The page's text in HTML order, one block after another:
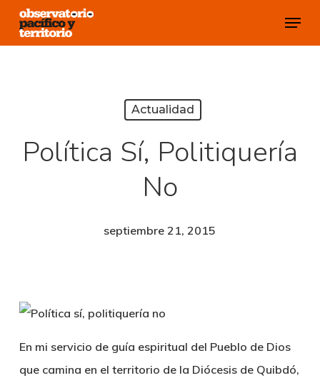
Skip
Menu
Actualidad
Política Sí, Politiquería
No
septiembre 21, 2015
En mi servicio de guía espiritual del Pueblo de Dios
que camina en el territorio de la Diócesis de Quibdó,
Close